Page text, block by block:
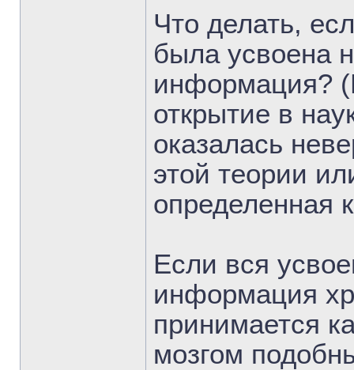
Что делать,
была усвоена
информация?
открытие в
оказалась
этой теории
определенная
Если вся
информация
принимается
мозгом